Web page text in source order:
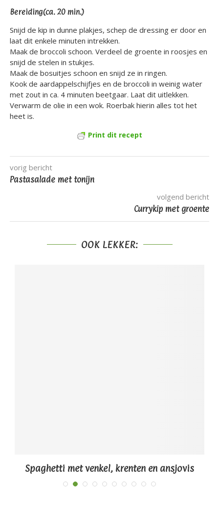
Bereiding(ca. 20 min.)
Snijd de kip in dunne plakjes, schep de dressing er door en
laat dit enkele minuten intrekken.
Maak de broccoli schoon. Verdeel de groente in roosjes en
snijd de stelen in stukjes.
Maak de bosuitjes schoon en snijd ze in ringen.
Kook de aardappelschijfjes en de broccoli in weinig water
met zout in ca. 4 minuten beetgaar. Laat dit uitlekken.
Verwarm de olie in een wok. Roerbak hierin alles tot het
heet is.
Print dit recept
vorig bericht
Pastasalade met tonijn
volgend bericht
Currykip met groente
OOK LEKKER:
Spaghetti met venkel, krenten en ansjovis